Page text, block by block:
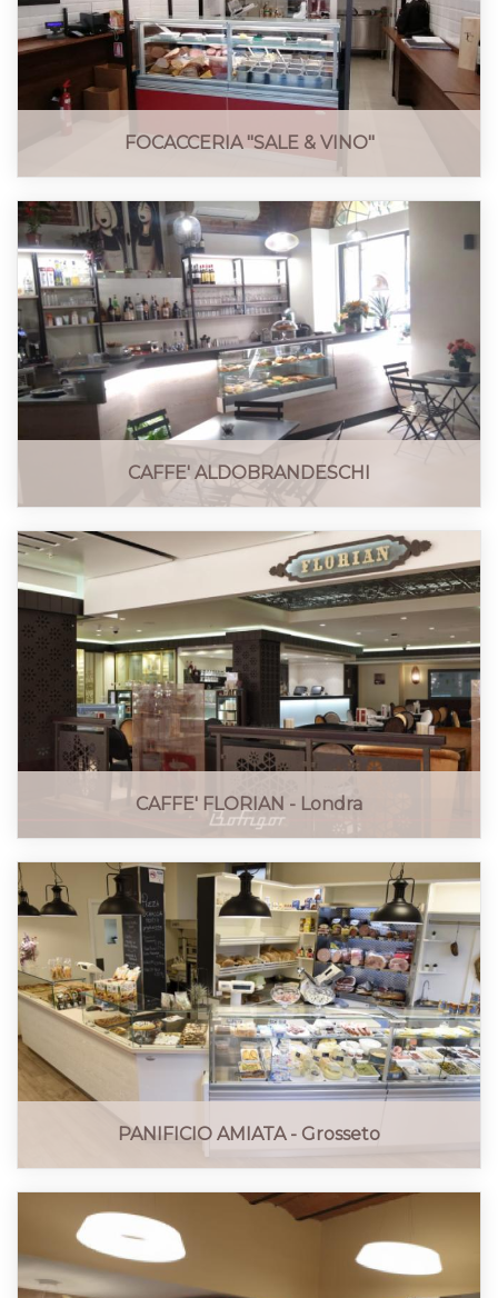
FOCACCERIA "SALE & VINO"
CAFFE' ALDOBRANDESCHI
CAFFE' FLORIAN - Londra
PANIFICIO AMIATA - Grosseto